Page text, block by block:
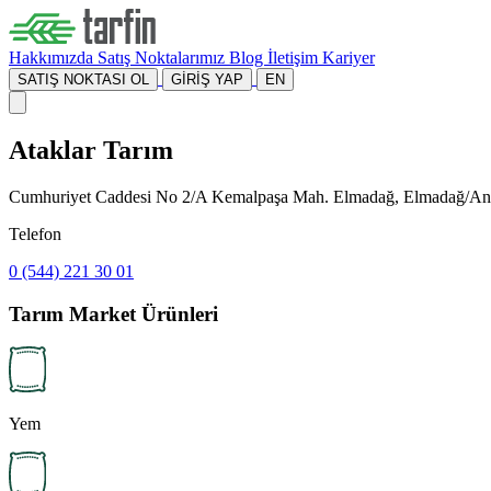
Hakkımızda Satış Noktalarımız Blog İletişim Kariyer
SATIŞ NOKTASI OL GİRİŞ YAP EN
Ataklar Tarım
Cumhuriyet Caddesi No 2/A Kemalpaşa Mah. Elmadağ, Elmadağ/
Telefon
0 (544) 221 30 01
Tarım Market Ürünleri
Yem